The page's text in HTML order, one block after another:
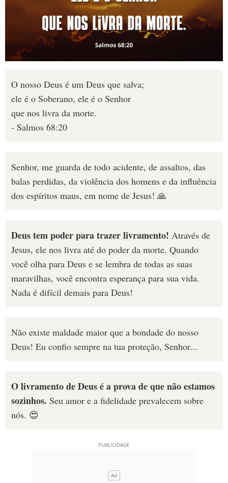
O nosso Deus é um Deus que salva;
ele é o Soberano, ele é o Senhor
que nos livra da morte.
- Salmos 68:20
Senhor, me guarda de todo acidente, de assaltos, das
balas perdidas, da violência dos homens e da influência
dos espíritos maus, em nome de Jesus! 🙏
Deus tem poder para trazer livramento! Através de
Jesus, ele nos livra até do poder da morte. Quando
você olha para Deus e se lembra de todas as suas
maravilhas, você encontra esperança para sua vida.
Nada é difícil demais para Deus!
Não existe maldade maior que a bondade do nosso
Deus! Eu confio sempre na tua proteção, Senhor...
O livramento de Deus é a prova de que não estamos
sozinhos. Seu amor e a fidelidade prevalecem sobre
nós. 😍